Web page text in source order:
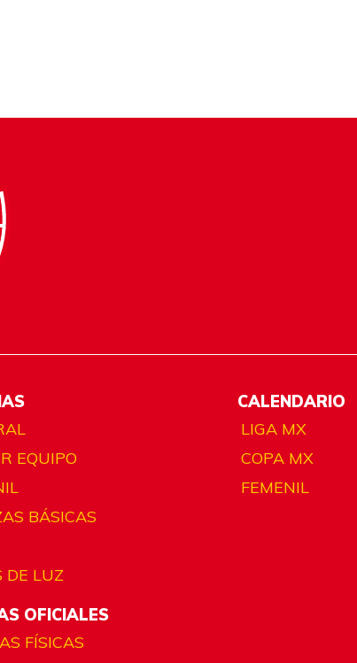
EQUIPO
BÁSICAS
DE LUZ
CALENDARIO
LIGA MX
COPA MX
FEMENIL
OFICIALES
FÍSICAS